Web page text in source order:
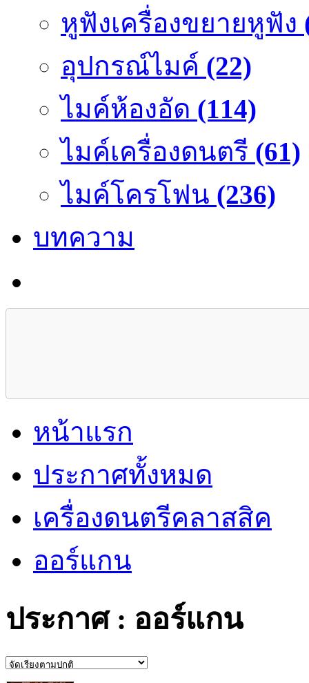
หูฟังเครื่องขยายหูฟัง
อุปกรณ์ไมค์ (22)
ไมค์ห้องอัด (114)
ไมค์เครื่องดนตรี (61)
ไมค์โครโฟน (236)
บทความ
หน้าแรก
ประกาศทั้งหมด
เครื่องดนตรีคลาสสิค
ออร์แกน
ประกาศ : ออร์แกน